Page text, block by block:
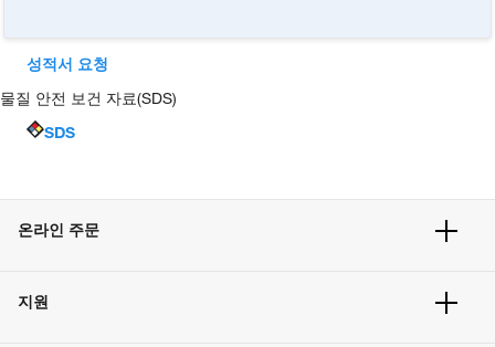
성적서 요청
물질 안전 보건 자료(SDS)
SDS
온라인 주문
주문 방법
지원